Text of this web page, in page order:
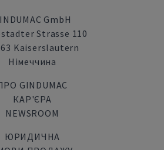
GmbH
Strasse 110
Kaiserslautern
Німеччина
GINDUMAC
КАР'ЄРА
NEWSROOM
ЮРИДИЧНА